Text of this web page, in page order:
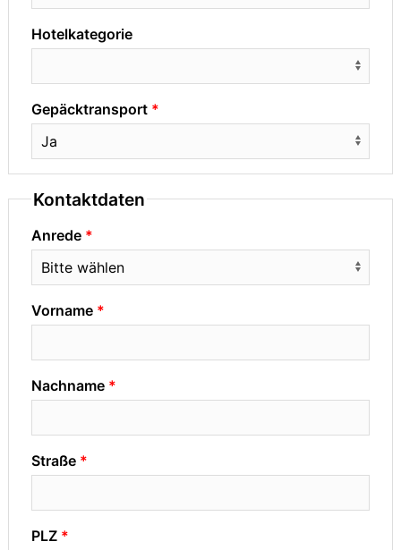
Hotelkategorie
Gepäcktransport
Kontaktdaten
Anrede
Vorname
Nachname
Straße
PLZ